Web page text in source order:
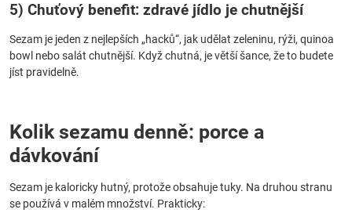
5) Chuťový benefit: zdravé jídlo je chutnější
Sezam je jeden z nejlepších „hacků“, jak udělat zeleninu, rýži, quinoa
bowl nebo salát chutnější. Když chutná, je větší šance, že to budete
jíst pravidelně.
Kolik sezamu denně: porce a
dávkování
Sezam je kaloricky hutný, protože obsahuje tuky. Na druhou stranu
se používá v malém množství. Prakticky: